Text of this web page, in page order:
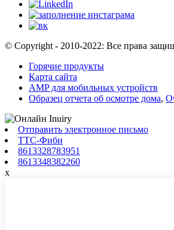
© Copyright - 2010-2022: Все права
Горячие продукты
Карта сайта
AMP для мобильных устройств
Образец отчета об осмотре дома,
Отправить электронное письмо
ТТС-Фиби
8613328783951
8613348382260
x